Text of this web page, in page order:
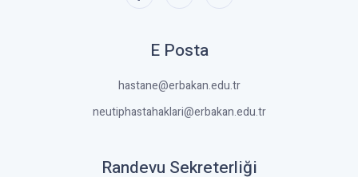
E Posta
hastane@erbakan.edu.tr
neutiphastahaklari@erbakan.edu.tr
Randevu Sekreterliği